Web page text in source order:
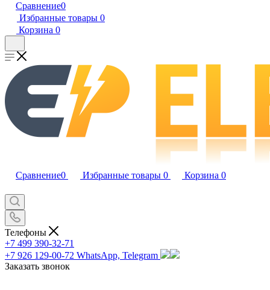
Сравнение0
Избранные товары 0
Корзина 0
Сравнение0 Избранные товары 0 Корзина 0
Телефоны
+7 499 390-32-71
+7 926 129-00-72 WhatsApp, Telegram
Заказать звонок